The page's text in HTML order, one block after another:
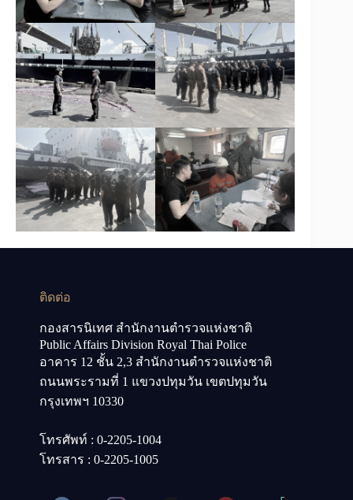
ติดต่อ
กองสารนิเทศ สำนักงานตำรวจแห่งชาติ
Public Affairs Division Royal Thai Police
อาคาร 12 ชั้น 2,3 สำนักงานตำรวจแห่งชาติ
ถนนพระรามที่ 1 แขวงปทุมวัน เขตปทุมวัน
กรุงเทพฯ 10330
โทรศัพท์ : 0-2205-1004
โทรสาร : 0-2205-1005